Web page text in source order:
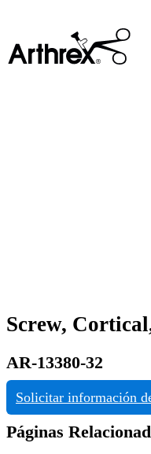
Screw,
AR-13380-32
Solicitar información
Páginas